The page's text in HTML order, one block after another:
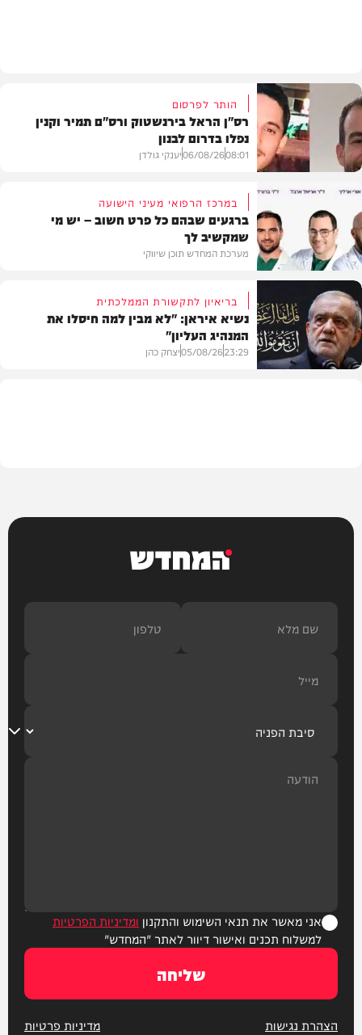
חדשות
הותר לפרסום
רס"ן הראל בירנשטוק ורס"ם תמיר וקנין
נפלו בדרום לבנון
08:01
06/08/26יענקי גולדן
תוכן שיווקי
במרכז הרפואי מעיני הישועה
ברגעים שבהם כל פרט חשוב – יש מי
שמקשיב לך
מערכת המחדש תוכן שיווקי
בריאיון לתקשורת הממלכתית
נשיא איראן: "לא מבין למה חיסלו את
המנהיג העליון"
23:29
05/08/26יצחק כהן
המחדש
אני מאשר את תנאי השימוש והתקנון ומדיניות הפרטיות
למשלוח תכנים ואישור דיוור לאתר "המחדש"
שליחה
הצהרת נגישות מדיניות פרטיות